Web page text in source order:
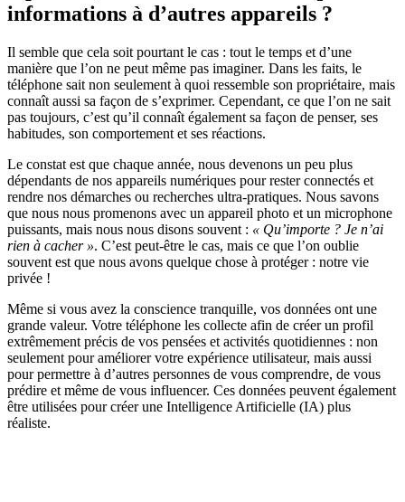
informations à d’autres appareils ?
Il semble que cela soit pourtant le cas : tout le temps et d’une
manière que l’on ne peut même pas imaginer. Dans les faits, le
téléphone sait non seulement à quoi ressemble son propriétaire, mais
connaît aussi sa façon de s’exprimer. Cependant, ce que l’on ne sait
pas toujours, c’est qu’il connaît également sa façon de penser, ses
habitudes, son comportement et ses réactions.
Le constat est que chaque année, nous devenons un peu plus
dépendants de nos appareils numériques pour rester connectés et
rendre nos démarches ou recherches ultra-pratiques. Nous savons
que nous nous promenons avec un appareil photo et un microphone
puissants, mais nous nous disons souvent : « Qu’importe ? Je n’ai
rien à cacher ». C’est peut-être le cas, mais ce que l’on oublie
souvent est que nous avons quelque chose à protéger : notre vie
privée !
Même si vous avez la conscience tranquille, vos données ont une
grande valeur. Votre téléphone les collecte afin de créer un profil
extrêmement précis de vos pensées et activités quotidiennes : non
seulement pour améliorer votre expérience utilisateur, mais aussi
pour permettre à d’autres personnes de vous comprendre, de vous
prédire et même de vous influencer. Ces données peuvent également
être utilisées pour créer une Intelligence Artificielle (IA) plus
réaliste.